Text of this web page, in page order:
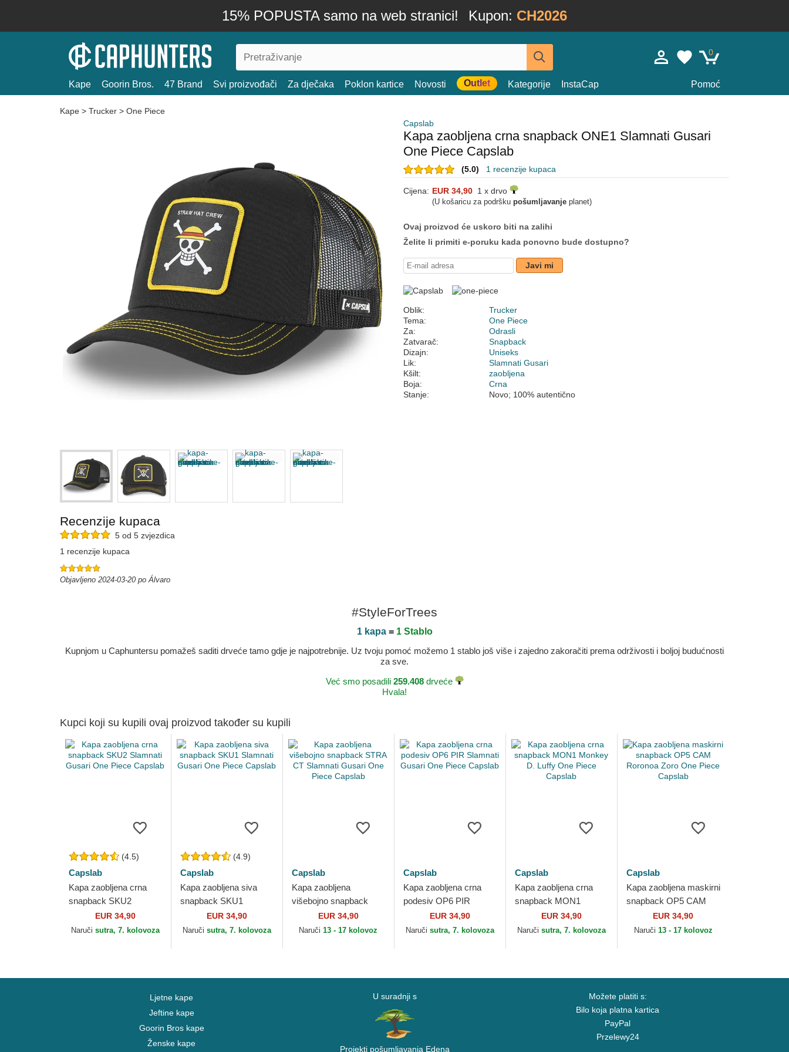
15% POPUSTA samo na web stranici! Kupon: CH2026
0
Kape Goorin Bros. 47 Brand Svi proizvođači Za dječaka Poklon kartice Novosti Outlet Kategorije InstaCap Pomoć
Kape > Trucker > One Piece
Capslab
Kapa zaobljena crna snapback ONE1 Slamnati Gusari
One Piece Capslab
(5.0) 1 recenzije kupaca
Cijena: EUR 34,90 1 x drvo
(U košaricu za podršku pošumljavanje planet)
Ovaj proizvod će uskoro biti na zalihi
Želite li primiti e-poruku kada ponovno bude dostupno?
Javi mi
Oblik:
Trucker
Tema:
One Piece
Za:
Odrasli
Zatvarač:
Snapback
Dizajn:
Uniseks
Lik:
Slamnati Gusari
Kšilt:
zaobljena
Boja:
Crna
Stanje:
Novo; 100% autentično
Recenzije kupaca
5 od 5 zvjezdica
1 recenzije kupaca
Objavljeno 2024-03-20 po Álvaro
#StyleForTrees
1 kapa= 1 Stablo
Kupnjom u Caphuntersu pomažeš saditi drveće tamo gdje je najpotrebnije. Uz tvoju pomoć možemo 1 stablo još više i zajedno zakoračiti prema održivosti i boljoj budućnosti
za sve.
Već smo posadili 259.408drveće
Hvala!
Kupci koji su kupili ovaj proizvod također su kupili
(4.5)
Capslab
Kapa zaobljena crna
snapback SKU2
Slamnati Gusari One
Piece Capslab
EUR 34,90
Naruči sutra, 7. kolovoza
(4.9)
Capslab
Kapa zaobljena siva
snapback SKU1
Slamnati Gusari One
Piece Capslab
EUR 34,90
Naruči sutra, 7. kolovoza
Capslab
Kapa zaobljena
višebojno snapback
STRA CT Slamnati
Gusari One Piece
EUR 34,90
Naruči13 - 17 kolovoz
Capslab
Kapa zaobljena crna
podesiv OP6 PIR
Slamnati Gusari One
Piece Capslab
EUR 34,90
Naruči sutra, 7. kolovoza
Capslab
Kapa zaobljena crna
snapback MON1
Monkey D. Luffy One
Piece Capslab
EUR 34,90
Naruči sutra, 7. kolovoza
Capslab
Kapa zaobljena maskirni
snapback OP5 CAM
Roronoa Zoro One
Piece Capslab
EUR 34,90
Naruči 13 - 17 kolovoz
Ljetne kape
Jeftine kape
Goorin Bros kape
Ženske kape
U suradnji s
Projekti pošumljavanja Edena
Možete platiti s:
Bilo koja platna kartica
PayPal
Przelewy24